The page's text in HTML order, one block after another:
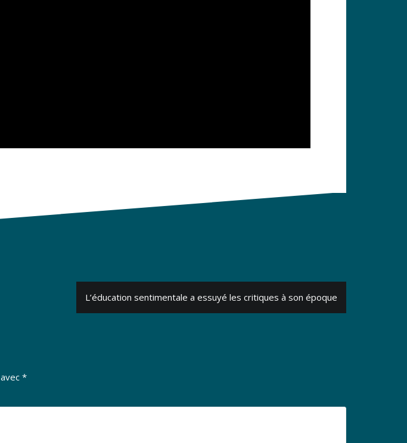
L’éducation sentimentale a essuyé les critiques à son époque
*